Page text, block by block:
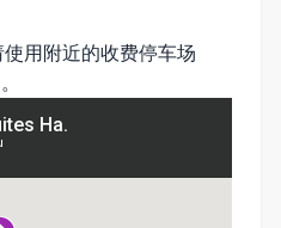
用附近的收费停车场